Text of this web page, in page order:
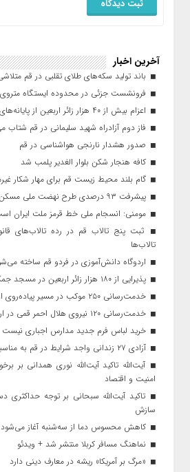
آخرین اخبار
باند تولید سکه‌های طلای تقلبی در قم
فرونشست جزئی در محدوده ایستگاه متروی
اعزام بیش از ۴۰ هزار زائر اربعین از پایانه‌های قم به مرزها
فاز دوم آزادراه شهید سلیمانی در قم شتاب
صدور هشدار نارنجی هواشناسی در قم
کافه هنجار شکن بلوار الغدیر پلمب شد
گام بلند محیط زیست قم برای مهار شکار
پیشرفت ۹۳ درصدی طرح نهضت ملی مسکن در قم
مومنی: انسجام ملی خط قرمز ملت ایران
ثبت پنج تالاب قم در رده تالاب‌های
تالاب‌ها
اردوگاه دانش‌آموزی در فردو قم ساخته
پذیرایی از ۱۸۰ هزار زائر اربعین در مسجد جمکران
خدمت‌رسانی ۲۵۰ موکب در مسیر پیاده‌روی اربعین در قم
خدمت‌رسانی ۱۲۰ نیروی هلال احمر قمی در اربعین
خرید لباس فرم جدید مدارس اجباری نیست
آزادی ۲۷ زندانی واجد شرایط در قم به مناسبت اربعین
آیت‌الله تاکید آیت‌الله نوری همدانی بر
امنیت و اقتصاد
تاکید آیت‌الله‌ سبحانی بر توجه حداکثری
سازش
کاهش محسوس دما از سه‌شنبه آغاز می‌شود
نماهنگ مسافر کربلا منتشر شد + ویدئو
«مرگ بر آمریکا» ریشه در معارف دینی دارد